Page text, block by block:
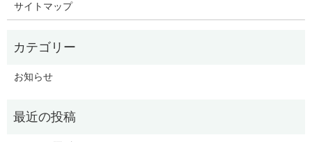
サイトマップ
お知らせ